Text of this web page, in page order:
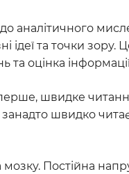
аналітичного
ідеї та точки
оцінка
перше, швидке
швидко
Постійна